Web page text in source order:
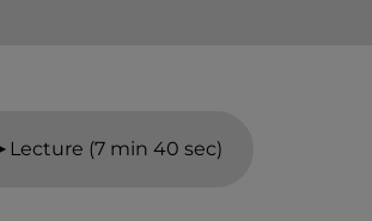
Lecture (7 min 40 sec)